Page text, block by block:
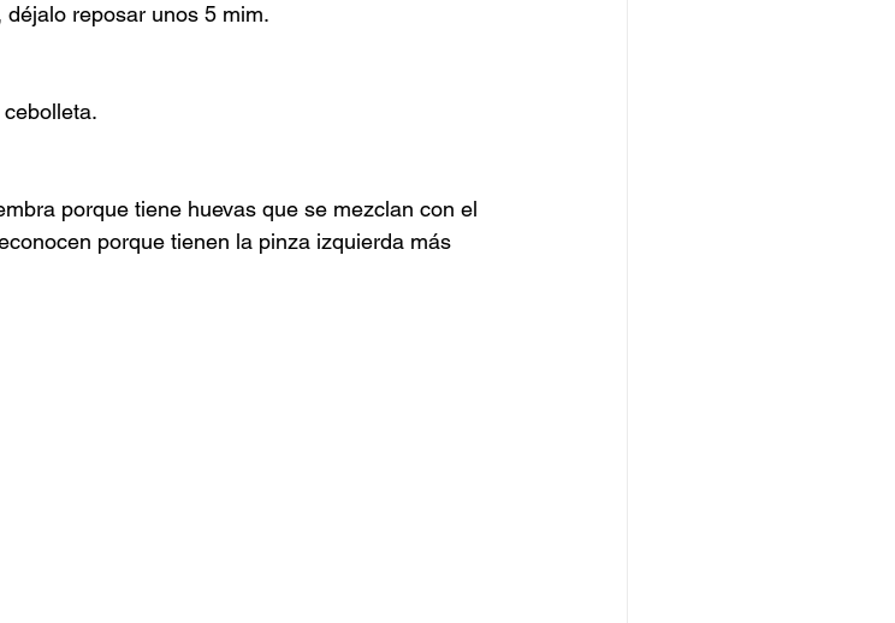
reposar unos 5 mim.
porque tiene huevas que se mezclan con el
porque tienen la pinza izquierda más